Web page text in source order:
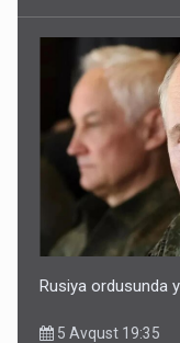
Rusiya ordusunda
5 Avqust 19:35